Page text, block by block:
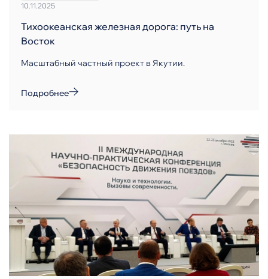
10.11.2025
Тихоокеанская железная дорога: путь на
Восток
Масштабный частный проект в Якутии.
Подробнее